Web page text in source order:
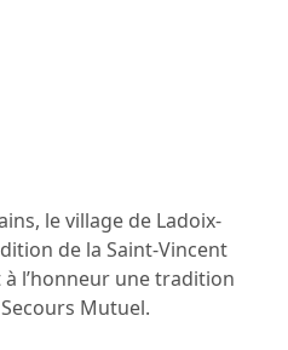
le village de Ladoix-
de la Saint-Vincent
l’honneur une tradition
Mutuel.